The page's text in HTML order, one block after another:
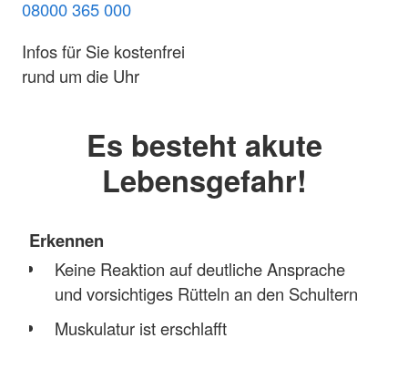
08000 365 000
Infos für Sie kostenfrei
rund um die Uhr
Es besteht akute
Lebensgefahr!
Erkennen
Keine Reaktion auf deutliche Ansprache
und vorsichtiges Rütteln an den Schultern
Muskulatur ist erschlafft